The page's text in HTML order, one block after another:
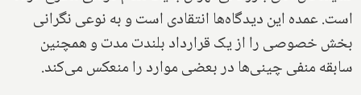
است. عمده این دیدگاه‌ها انتقادی است و به نوعی نگرانی
بخش خصوصی را از یک قرارداد بلندت مدت و همچنین
سابقه منفی چینی‌ها در بعضی موارد را منعکس می‌کند.